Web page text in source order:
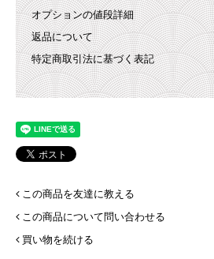
オプションの値段詳細
返品について
特定商取引法に基づく表記
この商品を友達に教える
この商品について問い合わせる
買い物を続ける